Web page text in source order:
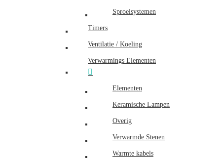
Sproeisystemen
Timers
Ventilatie / Koeling
Verwarmings Elementen
Elementen
Keramische Lampen
Overig
Verwarmde Stenen
Warmte kabels